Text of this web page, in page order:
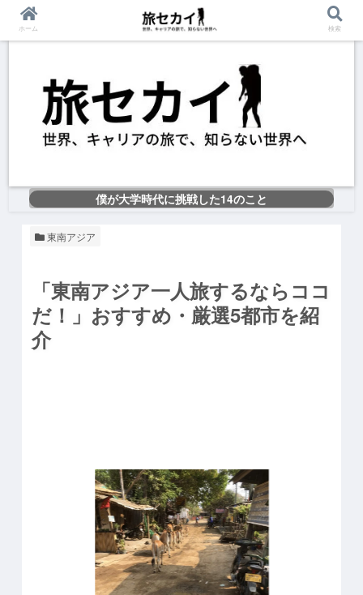
僕が大学時代に挑戦した14のこと
東南アジア
「東南アジア一人旅するならココ
だ！」 おすすめ・厳選5都市を紹
介
ホーム 検索